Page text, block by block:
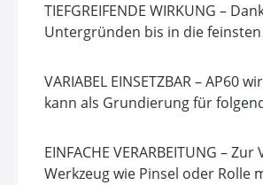
TIEFGREIFENDE WIRKUNG –
Untergründen bis in die
VARIABEL EINSETZBAR –
kann als Grundierung für
EINFACHE VERARBEITUNG –
Werkzeug wie Pinsel oder Rolle